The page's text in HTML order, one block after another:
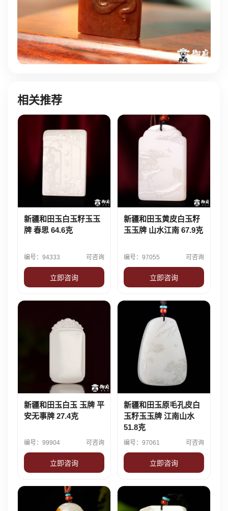
相关推荐
新疆和田玉白玉籽玉玉
牌 春思 64.6克
编号：94333 可咨询
立即咨询
新疆和田玉黄皮白玉籽
玉玉牌 山水江南 67.9克
编号：97055 可咨询
立即咨询
新疆和田玉白玉 玉牌 平
安无事牌 27.4克
编号：99904 可咨询
立即咨询
新疆和田玉原毛孔皮白
玉籽玉玉牌 江南山水
51.8克
编号：97061 可咨询
立即咨询